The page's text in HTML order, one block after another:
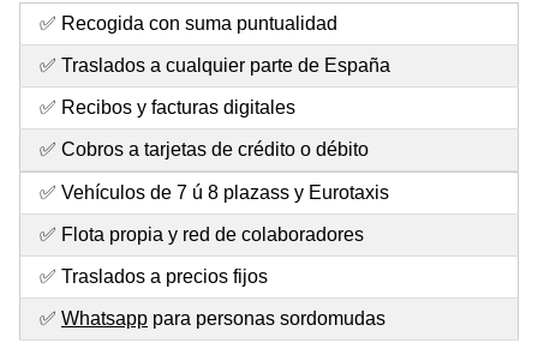
✅ Recogida con suma puntualidad
✅ Traslados a cualquier parte de España
✅ Recibos y facturas digitales
✅ Cobros a tarjetas de crédito o débito
✅ Vehículos de 7 ú 8 plazass y Eurotaxis
✅ Flota propia y red de colaboradores
✅ Traslados a precios fijos
✅ Whatsapp para personas sordomudas